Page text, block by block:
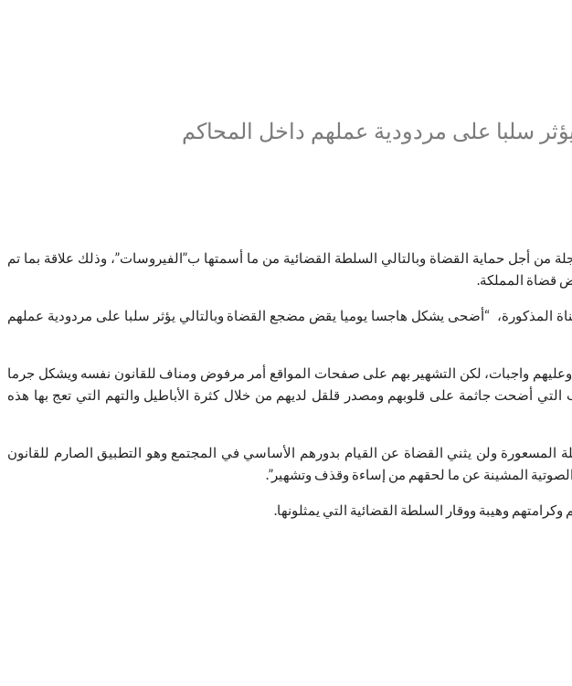
سلبا على مردودية عملهم داخل المحاكم
من أجل حماية القضاة وبالتالي السلطة القضائية من ما أسمتها ب”الفيروسات”، وذلك علاقة بما تم
قضاة المملكة.
المذكورة، “أضحى يشكل هاجسا يوميا يقض مضجع القضاة وبالتالي يؤثر سلبا على مردودية عملهم
واجبات، لكن التشهير بهم على صفحات المواقع أمر مرفوض ومناف للقانون نفسه ويشكل جرما
أضحت جاثمة على قلوبهم ومصدر قلقل لديهم من خلال كثرة الأباطيل والتهم التي تعج بها هذه
ولن يثني القضاة عن القيام بدورهم الأساسي في المجتمع وهو التطبيق الصارم للقانون
المشينة عن ما لحقهم من إساءة وقذف وتشهير”.
وهيبة ووقار السلطة القضائية التي يمثلونها.